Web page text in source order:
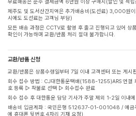
무료배송은 순수 결제금액 6만원 이상 구매시(할인 및 적
제주도 및 도서산간지역은 추가배송비(도선료) 3,000원
시에도 도선료는 고객님 부담)
모든 배송 과정은 CCTV로 촬영 후 출고 진행되고 있어 상
확인이 가능하며 교환/반품 처리 절대 불가합니다.
교환/반품 신청
교환/반품은 상품수령일부터 7일 이내 고객센터 또는 게시
회수 접수 방법 : CJ대한통운택배(1588-1255)ARS 연결
호 등록 ▷ 착불로 선택 ▷ 회수접수 완료
회수 접수 후 대한통운 담당 기사가 주말 제외 1-2일 이내
배송비 입금계좌 : 국민은행 512637-01-001048 / 예금
에 휴대폰 뒷번호 4자리 기재 요청)